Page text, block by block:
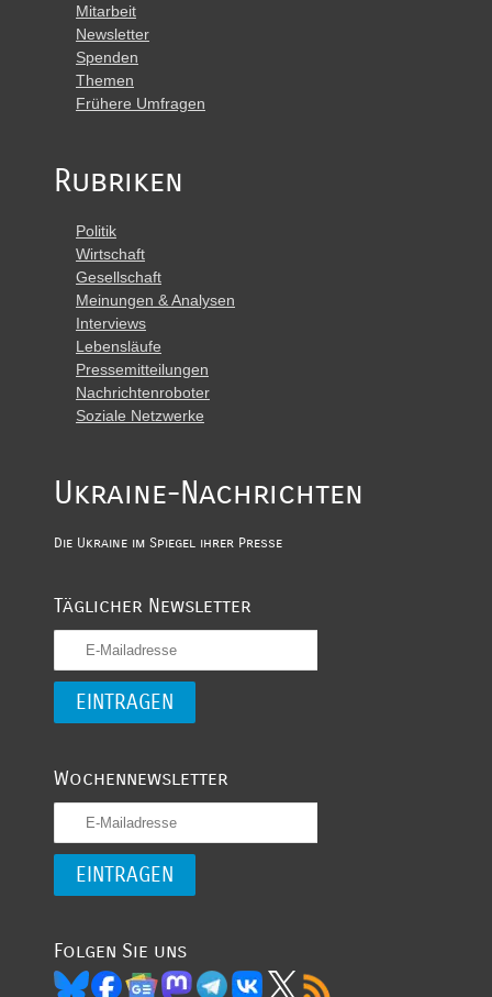
Mitarbeit
Newsletter
Spenden
Themen
Frühere Umfragen
Rubriken
Politik
Wirtschaft
Gesellschaft
Meinungen & Analysen
Interviews
Lebensläufe
Pressemitteilungen
Nachrichtenroboter
Soziale Netzwerke
Ukraine-Nachrichten
Die Ukraine im Spiegel ihrer Presse
Täglicher Newsletter
Wochennewsletter
Folgen Sie uns